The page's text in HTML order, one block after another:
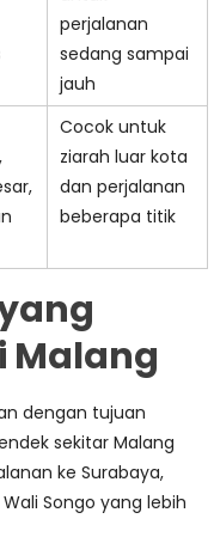
perjalanan
sedang sampai
jauh
Cocok untuk
ziarah luar kota
dan perjalanan
beberapa titik
Malang
dengan tujuan
sekitar Malang
ke Surabaya,
Songo yang lebih